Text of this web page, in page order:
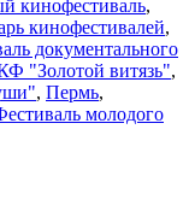
кинофестиваль,
кинофестивалей,
документального
"Золотой витязь",
, Пермь,
молодого